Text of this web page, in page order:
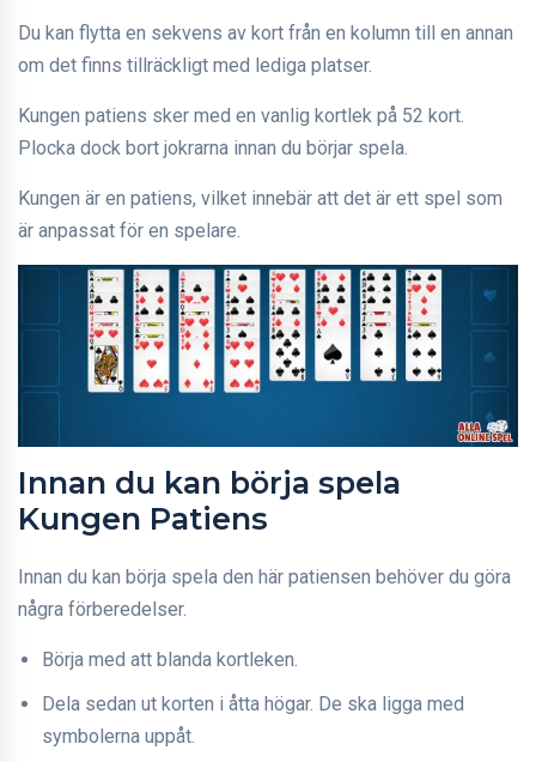
Du kan flytta en sekvens av kort från en kolumn till en annan
om det finns tillräckligt med lediga platser.
Kungen patiens sker med en vanlig kortlek på 52 kort.
Plocka dock bort jokrarna innan du börjar spela.
Kungen är en patiens, vilket innebär att det är ett spel som
är anpassat för en spelare.
Innan du kan börja spela
Kungen Patiens
Innan du kan börja spela den här patiensen behöver du göra
några förberedelser.
Börja med att blanda kortleken.
Dela sedan ut korten i åtta högar. De ska ligga med
symbolerna uppåt.